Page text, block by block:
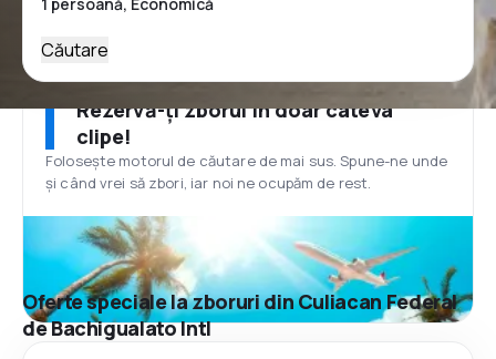
Căutare
Rezervă-ți zborul în doar câteva
clipe!
Folosește motorul de căutare de mai sus. Spune-ne unde
și când vrei să zbori, iar noi ne ocupăm de rest.
Oferte speciale la zboruri din Culiacan Federal
de Bachigualato Intl